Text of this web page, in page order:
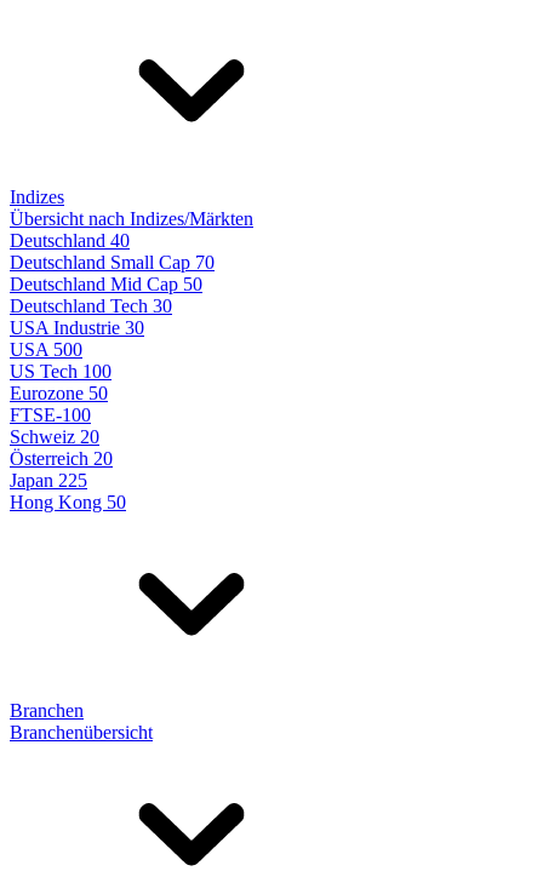
Indizes
Übersicht nach Indizes/Märkten
Deutschland 40
Deutschland Small Cap 70
Deutschland Mid Cap 50
Deutschland Tech 30
USA Industrie 30
USA 500
US Tech 100
Eurozone 50
FTSE-100
Schweiz 20
Österreich 20
Japan 225
Hong Kong 50
Branchen
Branchenübersicht